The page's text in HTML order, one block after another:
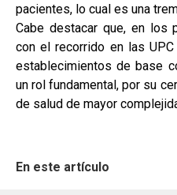
pacientes, lo cual es una
Cabe destacar que, en los
con el recorrido en las
establecimientos de base
un rol fundamental, por su
de salud de mayor
En este artículo